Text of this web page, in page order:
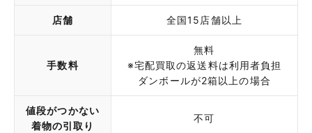
店舗 全国15店舗以上
手数料
無料
※宅配買取の返送料は利用者負担
ダンボールが2箱以上の場合
値段がつかない
着物の引取り
不可